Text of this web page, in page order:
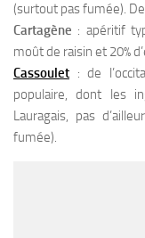
(surtout pas fumée). De
Cartagène : apéritif
moût de raisin et 20%
Cassoulet : de
populaire, dont les
Lauragais, pas
fumée).